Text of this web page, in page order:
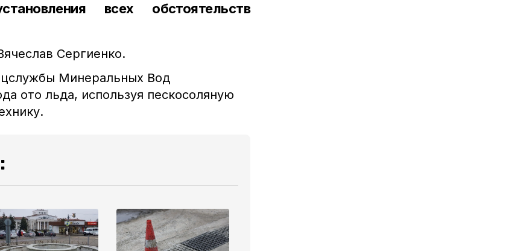
всех обстоятельств
Сергиенко.
Минеральных Вод
ото льда, используя пескосоляную